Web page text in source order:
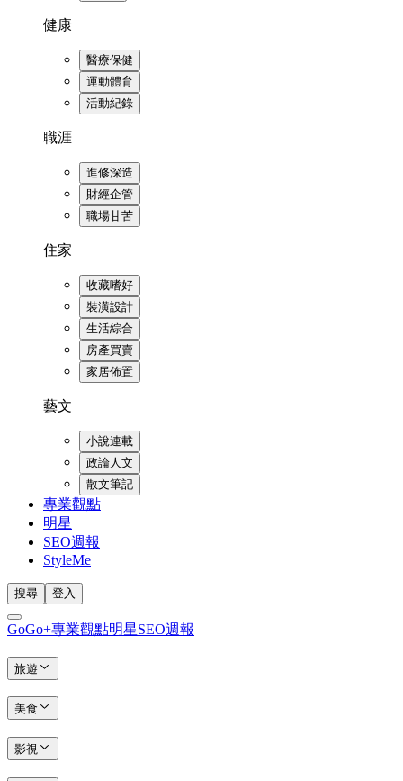
健康
醫療保健
運動體育
活動紀錄
職涯
進修深造
財經企管
職場甘苦
住家
收藏嗜好
裝潢設計
生活綜合
房產買賣
家居佈置
藝文
小說連載
政論人文
散文筆記
專業觀點
明星
SEO週報
StyleMe
搜尋 登入
GoGo+專業觀點明星SEO週報
旅遊
美食
影視